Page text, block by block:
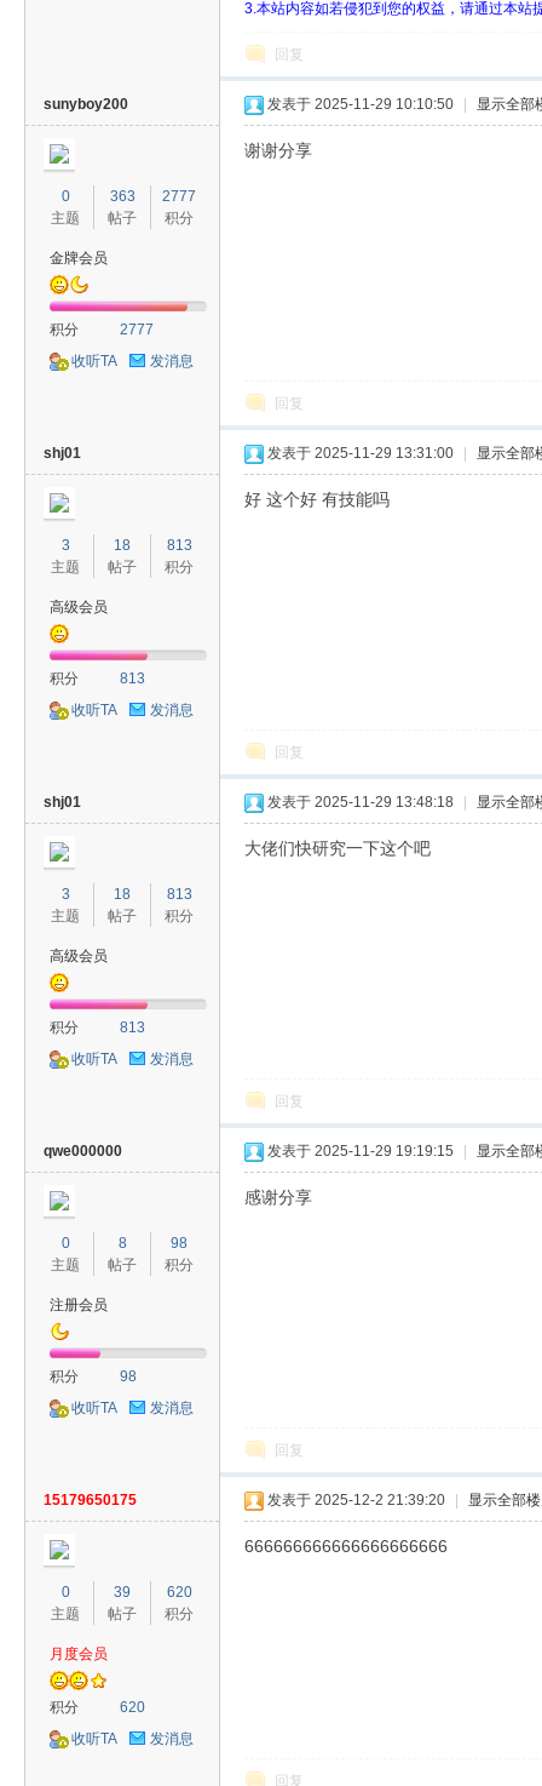
3.本站内容如若侵犯到您的权益，请通过本站
回复
sunyboy200
0
主题
363
帖子
2777
积分
金牌会员
积分
2777
收听TA
发消息
发表于 2025-11-29 10:10:50 显示全部
谢谢分享
回复
shj01
3
主题
18
帖子
813
积分
高级会员
积分
813
收听TA
发消息
发表于 2025-11-29 13:31:00 显示全部
好 这个好 有技能吗
回复
shj01
3
主题
18
帖子
813
积分
高级会员
积分
813
收听TA
发消息
发表于 2025-11-29 13:48:18 显示全部
大佬们快研究一下这个吧
回复
qwe000000
0
主题
8
帖子
98
积分
注册会员
积分
98
收听TA
发消息
发表于 2025-11-29 19:19:15 显示全部
感谢分享
回复
15179650175
0
主题
39
帖子
620
积分
月度会员
积分
620
收听TA
发消息
发表于 2025-12-2 21:39:20 显示全部
666666666666666666666
回复